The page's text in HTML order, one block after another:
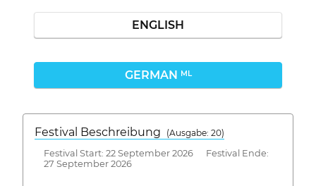
ENGLISH
GERMAN ML
Festival Beschreibung
(Ausgabe: 20)
Festival Start: 22 September 2026 Festival Ende:
27 September 2026